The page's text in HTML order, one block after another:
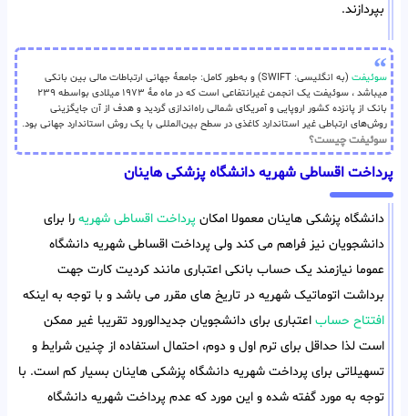
بپردازند.
سوئیفت
(به انگلیسی: SWIFT) و به‌طور کامل: جامعهٔ جهانی ارتباطات مالی بین بانکی
میباشد ، سوئیفت یک انجمن غیرانتفاعی است که در ماه مهٔ ۱۹۷۳ میلادی بواسطه ۲۳۹
بانک از پانزده کشور اروپایی و آمریکای شمالی راه‌اندازی گردید و هدف از آن جایگزینی
روش‌های ارتباطی غیر استاندارد کاغذی در سطح بین‌المللی با یک روش استاندارد جهانی بود.
سوئیفت چیست؟
پرداخت اقساطی شهریه دانشگاه پزشکی هاینان
دانشگاه پزشکی هاینان معمولا امکان پرداخت اقساطی شهریه را برای
دانشجویان نیز فراهم می کند ولی پرداخت اقساطی شهریه دانشگاه
عموما نیازمند یک حساب بانکی اعتباری مانند کردیت کارت جهت
برداشت اتوماتیک شهریه در تاریخ های مقرر می باشد و با توجه به اینکه
افتتاح حساب اعتباری برای دانشجویان جدیدالورود تقریبا غیر ممکن
است لذا حداقل برای ترم اول و دوم، احتمال استفاده از چنین شرایط و
تسهیلاتی برای پرداخت شهریه دانشگاه پزشکی هاینان بسیار کم است. با
توجه به مورد گفته شده و این مورد که عدم پرداخت شهریه دانشگاه